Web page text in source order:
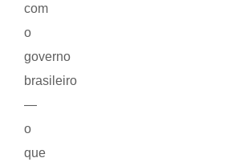
com
o
governo
brasileiro
—
o
que